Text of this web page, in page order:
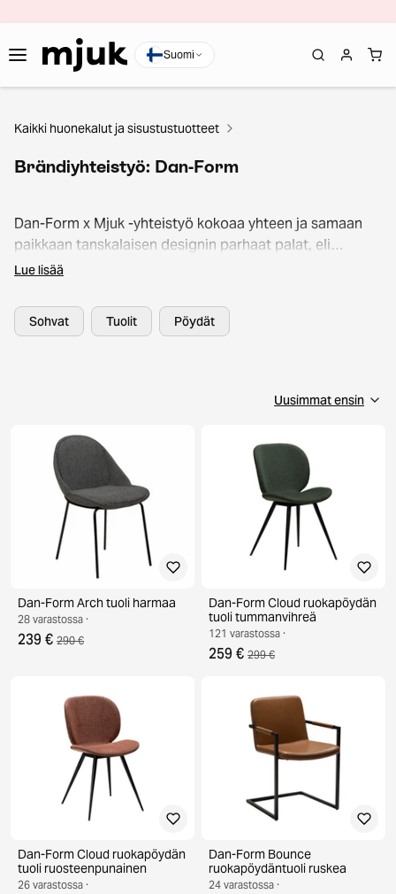
Suomi
Kaikki huonekalut ja sisustustuotteet
Brändiyhteistyö: Dan-Form
Dan-Form x Mjuk -yhteistyö kokoaa yhteen ja samaan
paikkaan tanskalaisen designin parhaat palat, eli
ajattomat muodot, kevyet rakenteet ja skandinaavisen
Form tuolit, jotka tuovat ripauksen modernia tyyliä
ruokapöydän ääreen tai työpisteelle. Lisäksi second
tuotteita, saat kotiisi kumppanin, joka kestää aikaa ja
pysyvät mukana vuosikymmeniä, eikä sinun tarvitse
stressata niiden vaihtamisesta.
Lue lisää
Sohvat Tuolit Pöydät
Dan-Form Arch tuoli harmaa
28 varastossa ·
239 € 290 €
Dan-Form Cloud ruokapöydän
tuoli tummanvihreä
121 varastossa ·
259 € 299 €
Dan-Form Cloud ruokapöydän
tuoli ruosteenpunainen
26 varastossa ·
Dan-Form Bounce
ruokapöydäntuoli ruskea
24 varastossa ·